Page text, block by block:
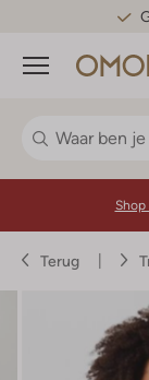
Menu
Shop
Terug